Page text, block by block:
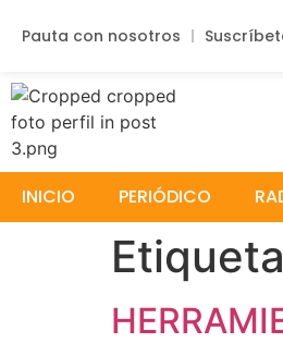
Pauta con nosotros
INICIO PERIÓDICO